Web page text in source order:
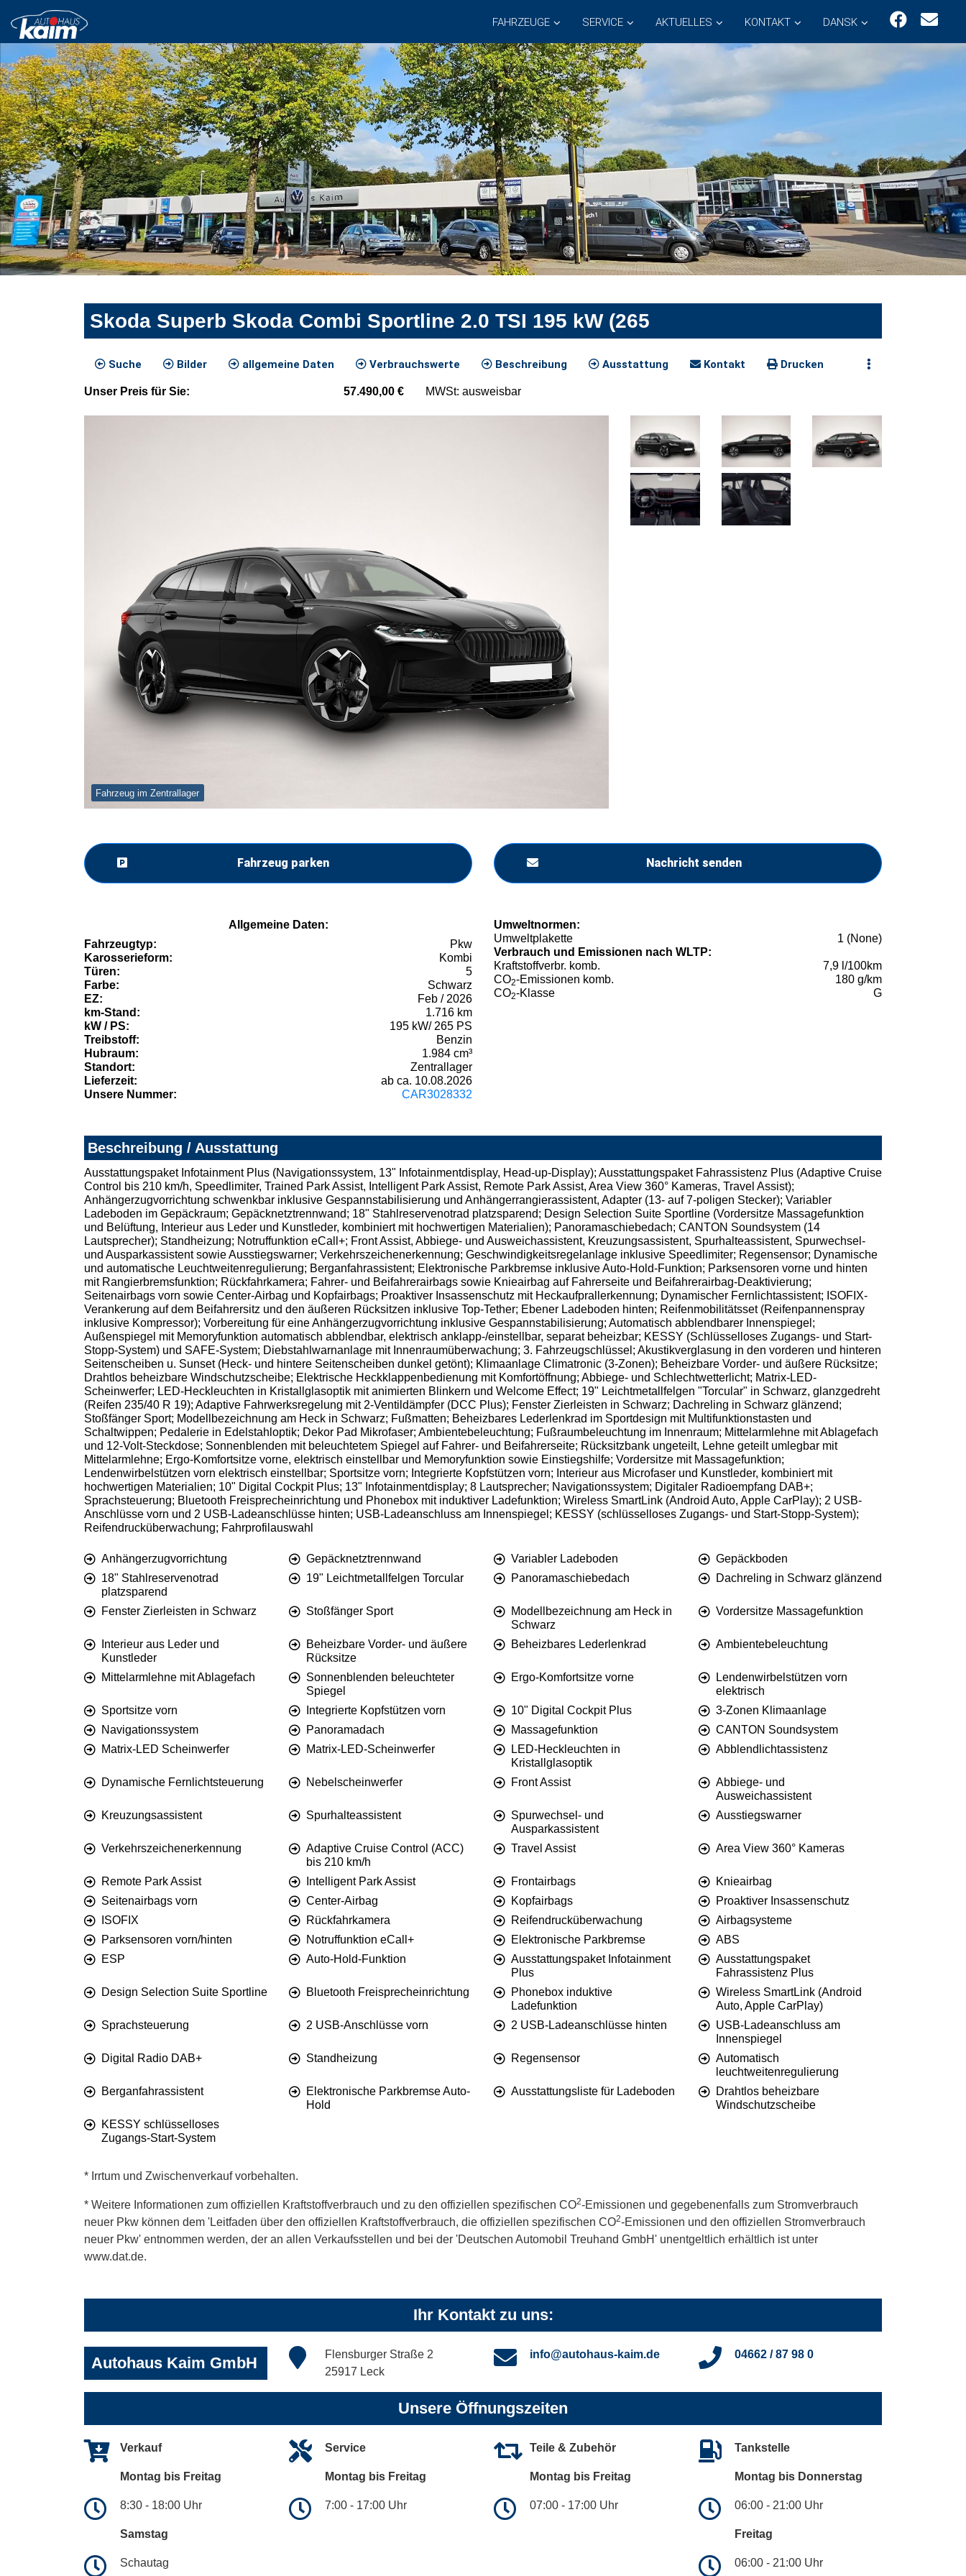
FAHRZEUGE SERVICE AKTUELLES KONTAKT DANSK
Skoda Superb Skoda Combi Sportline 2.0 TSI 195 kW (265
Suche Bilder allgemeine Daten Verbrauchswerte Beschreibung Ausstattung Kontakt Drucken
Unser Preis für Sie: 57.490,00 € MWSt: ausweisbar
Fahrzeug im Zentrallager
Fahrzeug parken Nachricht senden
Allgemeine Daten:
Fahrzeugtyp:
Pkw
Karosserieform:
Kombi
Türen:
5
Farbe:
Schwarz
EZ:
Feb / 2026
km-Stand:
1.716 km
kW / PS:
195 kW/ 265 PS
Treibstoff:
Benzin
Hubraum:
1.984 cm³
Standort:
Zentrallager
Lieferzeit:
ab ca. 10.08.2026
Unsere Nummer:
CAR3028332
Umweltnormen:
Umweltplakette
1 (None)
Verbrauch und Emissionen nach WLTP:
Kraftstoffverbr. komb.
7,9 l/100km
CO2-Emissionen komb.
180 g/km
CO2-Klasse G
Beschreibung / Ausstattung
Ausstattungspaket Infotainment Plus (Navigationssystem, 13" Infotainmentdisplay, Head-up-Display); Ausstattungspaket Fahrassistenz Plus (Adaptive Cruise
Control bis 210 km/h, Speedlimiter, Trained Park Assist, Intelligent Park Assist, Remote Park Assist, Area View 360° Kameras, Travel Assist);
Anhängerzugvorrichtung schwenkbar inklusive Gespannstabilisierung und Anhängerrangierassistent, Adapter (13- auf 7-poligen Stecker); Variabler
Ladeboden im Gepäckraum; Gepäcknetztrennwand; 18" Stahlreservenotrad platzsparend; Design Selection Suite Sportline (Vordersitze Massagefunktion
und Belüftung, Interieur aus Leder und Kunstleder, kombiniert mit hochwertigen Materialien); Panoramaschiebedach; CANTON Soundsystem (14
Lautsprecher); Standheizung; Notruffunktion eCall+; Front Assist, Abbiege- und Ausweichassistent, Kreuzungsassistent, Spurhalteassistent, Spurwechsel-
und Ausparkassistent sowie Ausstiegswarner; Verkehrszeichenerkennung; Geschwindigkeitsregelanlage inklusive Speedlimiter; Regensensor; Dynamische
und automatische Leuchtweitenregulierung; Berganfahrassistent; Elektronische Parkbremse inklusive Auto-Hold-Funktion; Parksensoren vorne und hinten
mit Rangierbremsfunktion; Rückfahrkamera; Fahrer- und Beifahrerairbags sowie Knieairbag auf Fahrerseite und Beifahrerairbag-Deaktivierung;
Seitenairbags vorn sowie Center-Airbag und Kopfairbags; Proaktiver Insassenschutz mit Heckaufprallerkennung; Dynamischer Fernlichtassistent; ISOFIX-
Verankerung auf dem Beifahrersitz und den äußeren Rücksitzen inklusive Top-Tether; Ebener Ladeboden hinten; Reifenmobilitätsset (Reifenpannenspray
inklusive Kompressor); Vorbereitung für eine Anhängerzugvorrichtung inklusive Gespannstabilisierung; Automatisch abblendbarer Innenspiegel;
Außenspiegel mit Memoryfunktion automatisch abblendbar, elektrisch anklapp-/einstellbar, separat beheizbar; KESSY (Schlüsselloses Zugangs- und Start-
Stopp-System) und SAFE-System; Diebstahlwarnanlage mit Innenraumüberwachung; 3. Fahrzeugschlüssel; Akustikverglasung in den vorderen und hinteren
Seitenscheiben u. Sunset (Heck- und hintere Seitenscheiben dunkel getönt); Klimaanlage Climatronic (3-Zonen); Beheizbare Vorder- und äußere Rücksitze;
Drahtlos beheizbare Windschutzscheibe; Elektrische Heckklappenbedienung mit Komfortöffnung; Abbiege- und Schlechtwetterlicht; Matrix-LED-
Scheinwerfer; LED-Heckleuchten in Kristallglasoptik mit animierten Blinkern und Welcome Effect; 19" Leichtmetallfelgen "Torcular" in Schwarz, glanzgedreht
(Reifen 235/40 R 19); Adaptive Fahrwerksregelung mit 2-Ventildämpfer (DCC Plus); Fenster Zierleisten in Schwarz; Dachreling in Schwarz glänzend;
Stoßfänger Sport; Modellbezeichnung am Heck in Schwarz; Fußmatten; Beheizbares Lederlenkrad im Sportdesign mit Multifunktionstasten und
Schaltwippen; Pedalerie in Edelstahloptik; Dekor Pad Mikrofaser; Ambientebeleuchtung; Fußraumbeleuchtung im Innenraum; Mittelarmlehne mit Ablagefach
und 12-Volt-Steckdose; Sonnenblenden mit beleuchtetem Spiegel auf Fahrer- und Beifahrerseite; Rücksitzbank ungeteilt, Lehne geteilt umlegbar mit
Mittelarmlehne; Ergo-Komfortsitze vorne, elektrisch einstellbar und Memoryfunktion sowie Einstiegshilfe; Vordersitze mit Massagefunktion;
Lendenwirbelstützen vorn elektrisch einstellbar; Sportsitze vorn; Integrierte Kopfstützen vorn; Interieur aus Microfaser und Kunstleder, kombiniert mit
hochwertigen Materialien; 10" Digital Cockpit Plus; 13" Infotainmentdisplay; 8 Lautsprecher; Navigationssystem; Digitaler Radioempfang DAB+;
Sprachsteuerung; Bluetooth Freisprecheinrichtung und Phonebox mit induktiver Ladefunktion; Wireless SmartLink (Android Auto, Apple CarPlay); 2 USB-
Anschlüsse vorn und 2 USB-Ladeanschlüsse hinten; USB-Ladeanschluss am Innenspiegel; KESSY (schlüsselloses Zugangs- und Start-Stopp-System);
Reifendrucküberwachung; Fahrprofilauswahl
Anhängerzugvorrichtung Gepäcknetztrennwand Variabler Ladeboden
Gepäckboden
18" Stahlreservenotrad
platzsparend
19" Leichtmetallfelgen Torcular Panoramaschiebedach Dachreling in Schwarz glänzend
Fenster Zierleisten in Schwarz Stoßfänger Sport
Modellbezeichnung am Heck in
Schwarz
Vordersitze Massagefunktion
Interieur aus Leder und
Kunstleder
Beheizbare Vorder- und äußere
Rücksitze
Beheizbares Lederlenkrad Ambientebeleuchtung
Mittelarmlehne mit Ablagefach
Sonnenblenden beleuchteter
Spiegel
Ergo-Komfortsitze vorne
Lendenwirbelstützen vorn
elektrisch
Sportsitze vorn
Integrierte Kopfstützen vorn 10" Digital Cockpit Plus
3-Zonen Klimaanlage
Navigationssystem
Panoramadach Massagefunktion
CANTON Soundsystem
Matrix-LED Scheinwerfer
Matrix-LED-Scheinwerfer
LED-Heckleuchten in
Kristallglasoptik
Abblendlichtassistenz
Dynamische Fernlichtsteuerung Nebelscheinwerfer Front Assist
Abbiege- und
Ausweichassistent
Kreuzungsassistent
Spurhalteassistent
Spurwechsel- und
Ausparkassistent
Ausstiegswarner
Verkehrszeichenerkennung
Adaptive Cruise Control (ACC)
bis 210 km/h
Travel Assist Area View 360° Kameras
Remote Park Assist Intelligent Park Assist Frontairbags
Knieairbag
Seitenairbags vorn
Center-Airbag Kopfairbags
Proaktiver Insassenschutz
ISOFIX
Rückfahrkamera Reifendrucküberwachung
Airbagsysteme
Parksensoren vorn/hinten
Notruffunktion eCall+ Elektronische Parkbremse
ABS
ESP
Auto-Hold-Funktion
Ausstattungspaket Infotainment
Plus
Ausstattungspaket
Fahrassistenz Plus
Design Selection Suite Sportline
Bluetooth Freisprecheinrichtung
Phonebox induktive
Ladefunktion
Wireless SmartLink (Android
Auto, Apple CarPlay)
Sprachsteuerung
2 USB-Anschlüsse vorn 2 USB-Ladeanschlüsse hinten
USB-Ladeanschluss am
Innenspiegel
Digital Radio DAB+
Standheizung Regensensor
Automatisch
leuchtweitenregulierung
Berganfahrassistent
Elektronische Parkbremse Auto-
Hold
Ausstattungsliste für Ladeboden
Drahtlos beheizbare
Windschutzscheibe
KESSY schlüsselloses
Zugangs-Start-System
* Irrtum und Zwischenverkauf vorbehalten.
* Weitere Informationen zum offiziellen Kraftstoffverbrauch und zu den offiziellen spezifischen CO2-Emissionen und gegebenenfalls zum Stromverbrauch
neuer Pkw können dem 'Leitfaden über den offiziellen Kraftstoffverbrauch, die offiziellen spezifischen CO2-Emissionen und den offiziellen Stromverbrauch
neuer Pkw' entnommen werden, der an allen Verkaufsstellen und bei der 'Deutschen Automobil Treuhand GmbH' unentgeltlich erhältlich ist unter
www.dat.de.
Ihr Kontakt zu uns:
Autohaus Kaim GmbH
Flensburger Straße 2
25917 Leck
info@autohaus-kaim.de 04662 / 87 98 0
Unsere Öffnungszeiten
Verkauf
Montag bis Freitag
8:30 - 18:00 Uhr
Samstag
Schautag
Service
Montag bis Freitag
7:00 - 17:00 Uhr
Teile & Zubehör
Montag bis Freitag
07:00 - 17:00 Uhr
Tankstelle
Montag bis Donnerstag
06:00 - 21:00 Uhr
Freitag
06:00 - 21:00 Uhr